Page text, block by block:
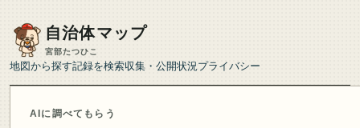
自治体マップ
宮部たつひこ
地図から探す記録を検索収集・公開状況プライバシー
AIに調べてもらう